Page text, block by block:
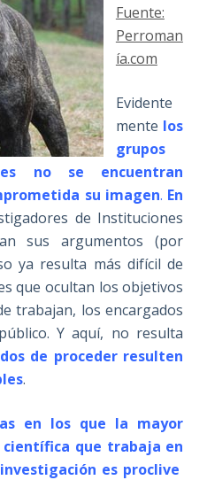
Fuente:
Perroman
ía.com
Evidente
mente los
grupos
no se encuentran
su imagen. En
de Instituciones
sus argumentos (por
ya resulta más difícil de
que ocultan los objetivos
trabajan, los encargados
Y aquí, no resulta
de proceder resulten
.
en los que la mayor
que trabaja en
es proclive